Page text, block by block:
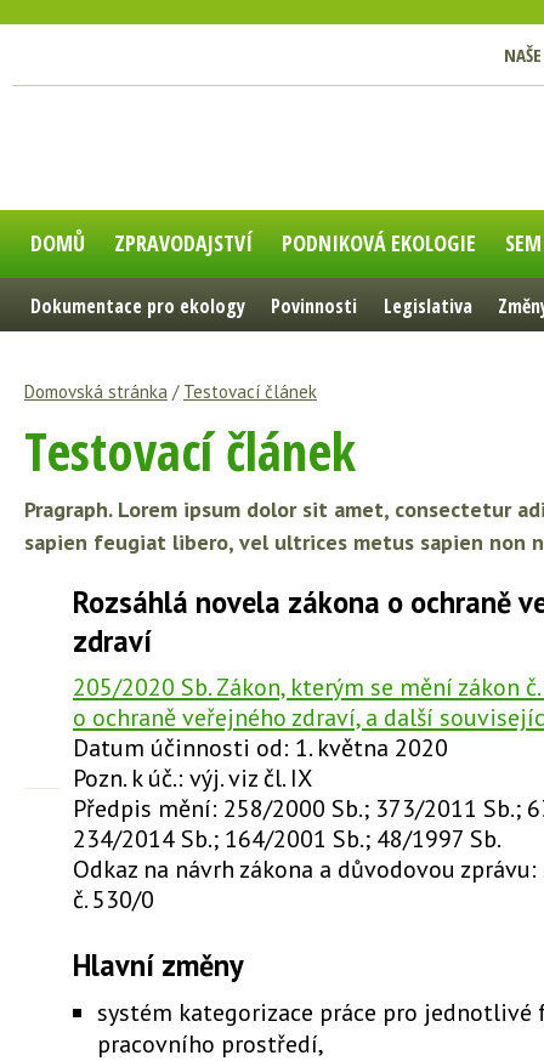
DOMŮ ZPRAVODAJSTVÍ PODNIKOVÁ EKOLOGIE
Dokumentace pro ekology Povinnosti Legislativa
Domovská stránka / Testovací článek
Testovací článek
Pragraph. Lorem ipsum dolor sit amet, consectetur
sapien feugiat libero, vel ultrices metus sapien non
Rozsáhlá novela zákona o ochraně
zdraví
205/2020 Sb. Zákon, kterým se mění zákon
o ochraně veřejného zdraví, a další
Datum účinnosti od: 1. května 2020
Pozn. k úč.: výj. viz čl. IX
Předpis mění: 258/2000 Sb.; 373/2011 Sb.;
234/2014 Sb.; 164/2001 Sb.; 48/1997 Sb.
Odkaz na návrh zákona a důvodovou
č. 530/0
Hlavní změny
systém kategorizace práce pro jednotlivé
pracovního prostředí,